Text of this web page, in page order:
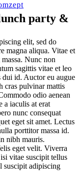
party &
elit, sed do
magna aliqua. Vitae et
Nunc non
sagittis vitae et leo
dui id. Auctor eu augue
cras pulvinar mattis
odio aenean
a iaculis at erat
nunc consequat
eget sit amet. Lectus
porttitor massa id.
nibh mauris.
eget velit. Viverra
vitae suscipit tellus
suscipit adipiscing